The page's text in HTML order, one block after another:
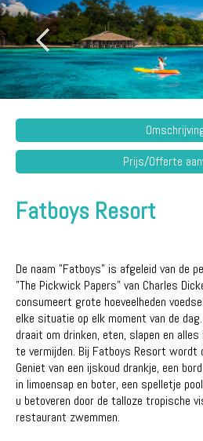
Prijs/Offerte
Fatboys Resort
De naam "Fatboys" is afgeleid van de
"The Pickwick Papers" van Charles
consumeert grote hoeveelheden
elke situatie op elk moment van de
draait om drinken, eten, slapen en
te vermijden. Bij Fatboys Resort wordt
Geniet van een ijskoud drankje, een
in limoensap en boter, een spelletje
u betoveren door de talloze tropische
restaurant zwemmen.